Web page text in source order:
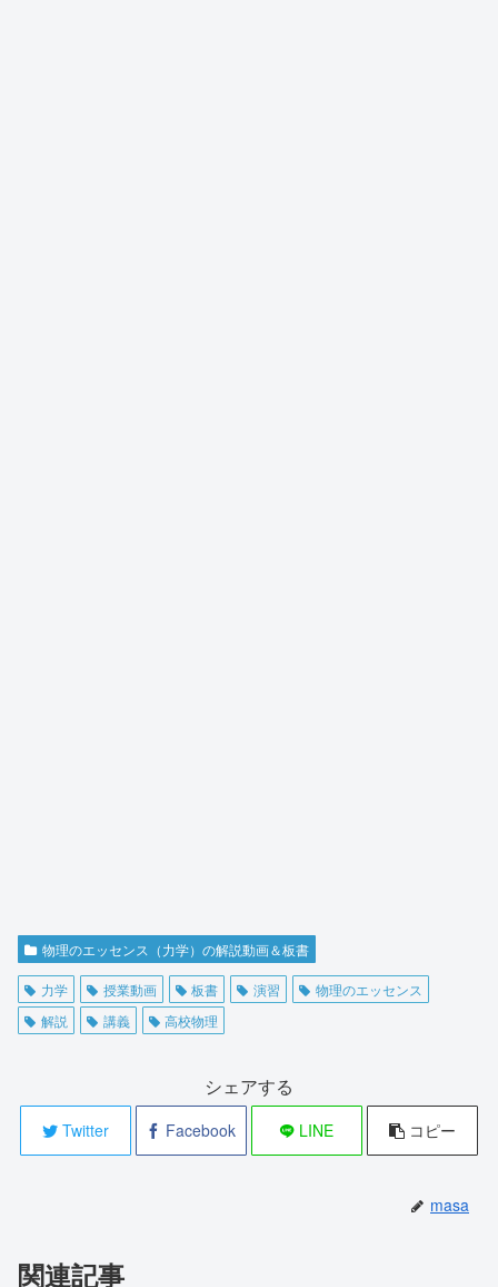
物理のエッセンス（力学）の解説動画＆板書
力学 授業動画 板書 演習
物理のエッセンス
解説
講義 高校物理
シェアする
Twitter Facebook LINE コピー
masa
関連記事